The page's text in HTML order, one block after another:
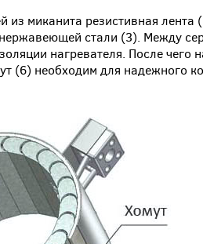
из миканита резистивная
стали (3). Между
нагревателя. После
(6) необходим для надежного